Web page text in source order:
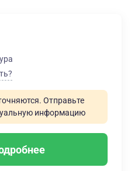
Отправьте
информацию